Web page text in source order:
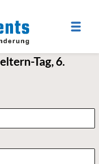
Tag, 6.